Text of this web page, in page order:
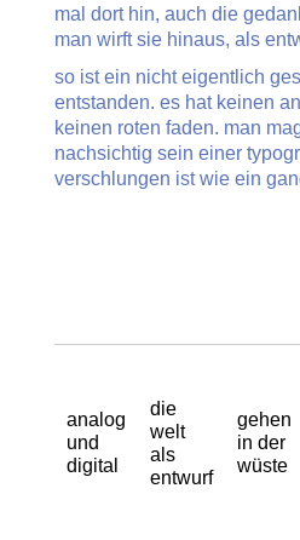
mal dort hin, auch die
man wirft sie hinaus, als
so ist ein nicht eigentlich
entstanden. es hat keinen
keinen roten faden. man
nachsichtig sein einer
verschlungen ist wie ein
analog
und
digital
die
welt
als
entwurf
gehen
in der
wüste